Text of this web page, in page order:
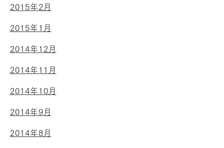
2015年2月
2015年1月
2014年12月
2014年11月
2014年10月
2014年9月
2014年8月